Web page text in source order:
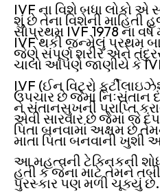
IVF ના વિશે બધા લોકો
શું છે તેના વિશેની માહિતી
સોપ્રથમ IVF 1978 ના
IVF થકી જન્મેલું પ્રથમ
જેણે સંપૂર્ણ શરીર અને
ચાલો આપણે જાણીયે કે
IVF (ઈન વિટ્રો
ઉપચાર છે જેમાં નિઃસંતાન
ને સંતાનસુખની પ્રાપ્તિ
એવી સારવાર છે જેમાં જે
પિતા બનવામાં અક્ષમ છે
માતા પિતા બનવાની
આ મહત્વની ટેક્નિકની શોધ
હતી કે જેના માટે તેમને
પુરસ્કાર પણ મળી ચૂક્યું છે.